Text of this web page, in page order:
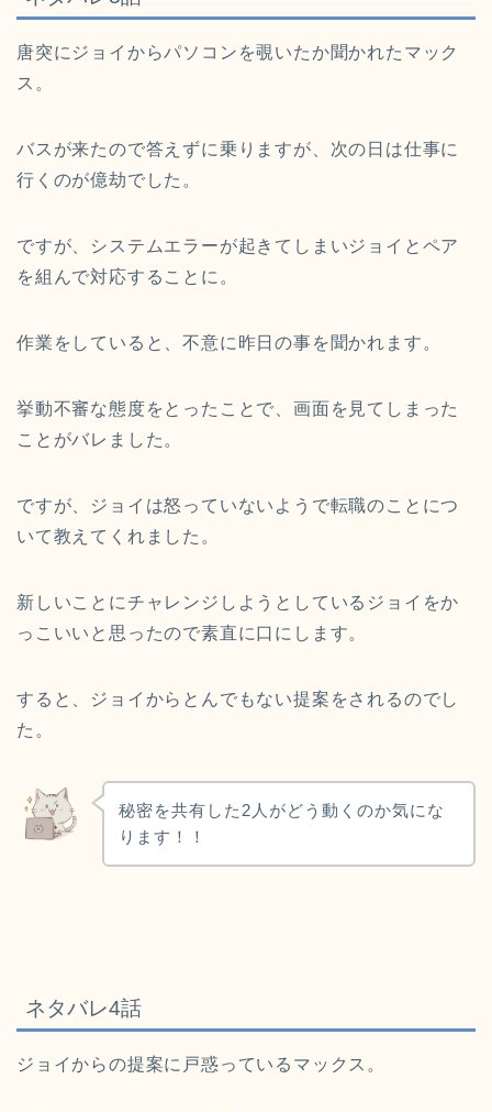
唐突にジョイからパソコンを覗いたか聞かれたマック
ス。
バスが来たので答えずに乗りますが、次の日は仕事に
行くのが億劫でした。
ですが、システムエラーが起きてしまいジョイとペア
を組んで対応することに。
作業をしていると、不意に昨日の事を聞かれます。
挙動不審な態度をとったことで、画面を見てしまった
ことがバレました。
ですが、ジョイは怒っていないようで転職のことにつ
いて教えてくれました。
新しいことにチャレンジしようとしているジョイをか
っこいいと思ったので素直に口にします。
すると、ジョイからとんでもない提案をされるのでし
た。
秘密を共有した2人がどう動くのか気にな
ります！！
ネタバレ4話
ジョイからの提案に戸惑っているマックス。